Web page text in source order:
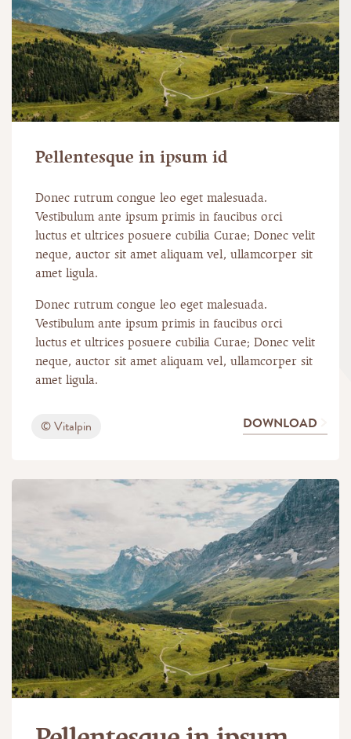
Pellentesque in ipsum id
Donec rutrum congue leo eget malesuada.
Vestibulum ante ipsum primis in faucibus orci
luctus et ultrices posuere cubilia Curae; Donec velit
neque, auctor sit amet aliquam vel, ullamcorper sit
amet ligula.
Donec rutrum congue leo eget malesuada.
Vestibulum ante ipsum primis in faucibus orci
luctus et ultrices posuere cubilia Curae; Donec velit
neque, auctor sit amet aliquam vel, ullamcorper sit
amet ligula.
© Vitalpin DOWNLOAD